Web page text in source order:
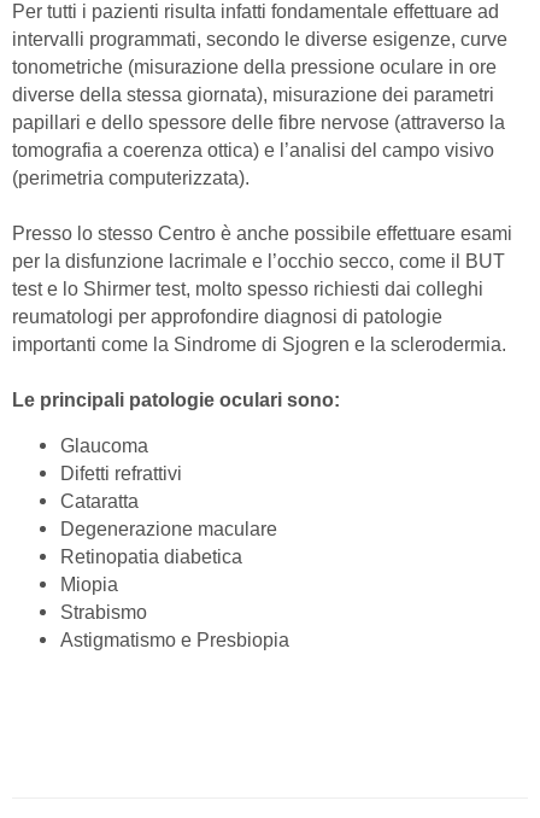
Per tutti i pazienti risulta infatti fondamentale effettuare ad
intervalli programmati, secondo le diverse esigenze, curve
tonometriche (misurazione della pressione oculare in ore
diverse della stessa giornata), misurazione dei parametri
papillari e dello spessore delle fibre nervose (attraverso la
tomografia a coerenza ottica) e l’analisi del campo visivo
(perimetria computerizzata).
Presso lo stesso Centro è anche possibile effettuare esami
per la disfunzione lacrimale e l’occhio secco, come il BUT
test e lo Shirmer test, molto spesso richiesti dai colleghi
reumatologi per approfondire diagnosi di patologie
importanti come la Sindrome di Sjogren e la sclerodermia.
Le principali patologie oculari sono:
Glaucoma
Difetti refrattivi
Cataratta
Degenerazione maculare
Retinopatia diabetica
Miopia
Strabismo
Astigmatismo e Presbiopia